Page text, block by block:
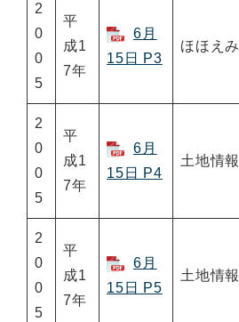
2
0
0
5
平
成1
7年
6月
15日 P3
ほほえ
2
0
0
5
平
成1
7年
6月
15日 P4
土地情報
2
0
0
5
平
成1
7年
6月
15日 P5
土地情報